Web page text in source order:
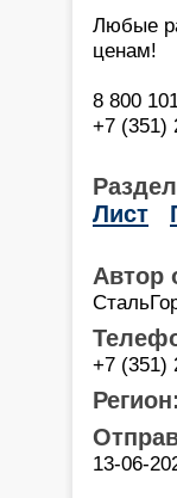
Любые
ценам!
8 800
+7 (351)
Лист
Автор
+7 (351)
Регион:
13-06-